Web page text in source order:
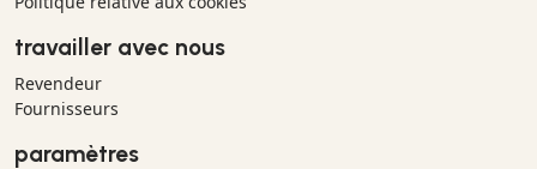
travailler avec nous
Revendeur
Fournisseurs
paramètres